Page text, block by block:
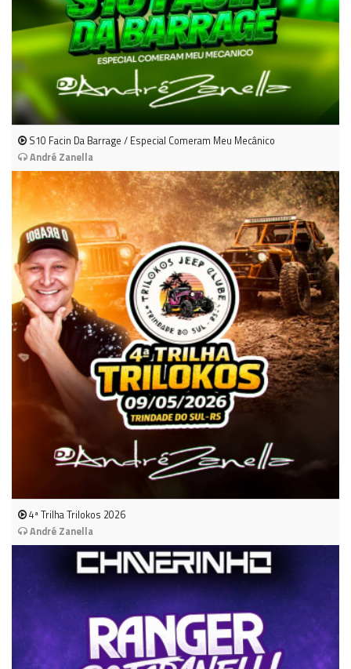
S10 Facin Da Barrage / Especial Comeram Meu Mecânico
André Zanella
4ª Trilha Trilokos 2026
André Zanella